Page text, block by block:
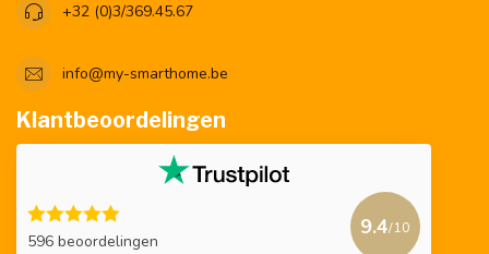
+32 (0)3/369.45.67
info@my-smarthome.be
Klantbeoordelingen
596 beoordelingen
9.4/10